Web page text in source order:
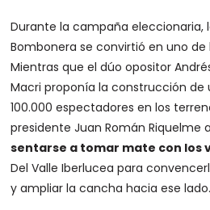
Durante la campaña eleccionaria,
Bombonera se convirtió en uno de
Mientras que el dúo opositor
Macri proponía la construcción de
100.000 espectadores en los
presidente Juan Román Riquelme
sentarse a tomar mate con los
Del Valle Iberlucea para
y ampliar la cancha hacia ese lado.